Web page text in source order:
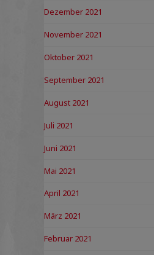
Dezember 2021
November 2021
Oktober 2021
September 2021
August 2021
Juli 2021
Juni 2021
Mai 2021
April 2021
März 2021
Februar 2021